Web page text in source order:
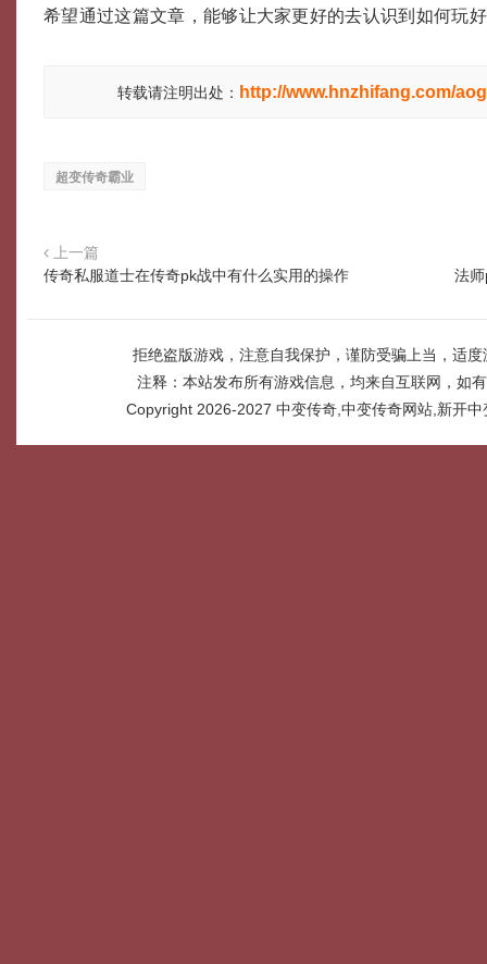
希望通过这篇文章，能够让大家更好的去认识到如何玩
转载请注明出处： http://www.hnzhifang.com/
超变传奇霸业
上一篇
传奇私服道士在传奇pk战中有什么实用的操作
法
拒绝盗版游戏，注意自我保护，谨防受骗上当，适
注释：本站发布所有游戏信息，均来自互联网，如
Copyright 2026-2027 中变传奇,中变传奇网站,新开